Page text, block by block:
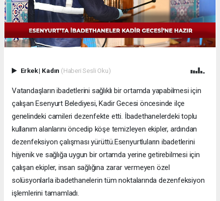
Erkek| Kadın (Haberi Sesli Oku)
Vatandaşların ibadetlerini sağlıklı bir ortamda yapabilmesi için
çalışan Esenyurt Belediyesi, Kadir Gecesi öncesinde ilçe
genelindeki camileri dezenfekte etti. İbadethanelerdeki toplu
kullanım alanlarını öncedip köşe temizleyen ekipler, ardından
dezenfeksiyon çalışması yürüttü.Esenyurtluların ibadetlerini
hijyenik ve sağlığa uygun bir ortamda yerine getirebilmesi için
çalışan ekipler, insan sağlığına zarar vermeyen özel
solüsyonlarla ibadethanelerin tüm noktalarında dezenfeksiyon
işlemlerini tamamladı.